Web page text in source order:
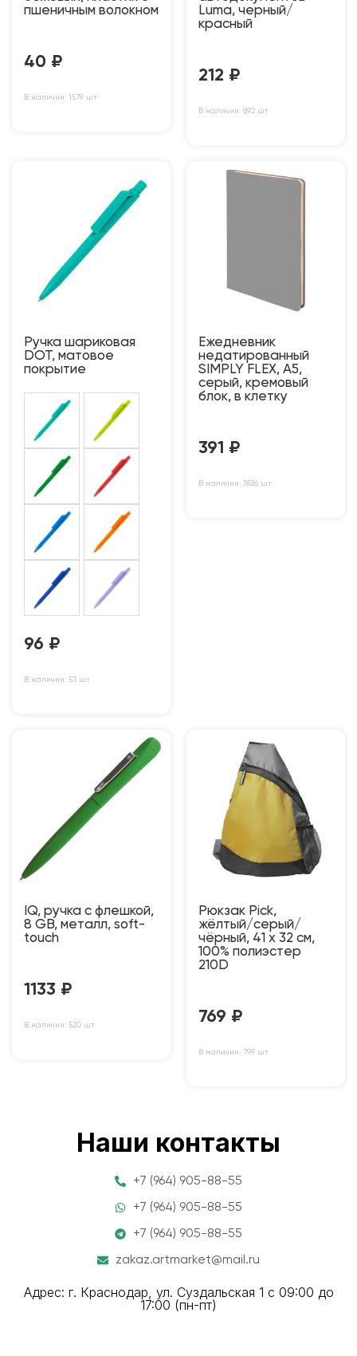
пшеничным волокном
40 ₽
В наличии: 1579 шт
Luma, черный/
красный
212 ₽
В наличии: 892 шт
Ручка шариковая
DOT, матовое
покрытие
96 ₽
В наличии: 53 шт
Ежедневник
недатированный
SIMPLY FLEX, А5,
серый, кремовый
блок, в клетку
391 ₽
В наличии: 1826 шт
IQ, ручка с флешкой,
8 GB, металл, soft-
touch
1133 ₽
В наличии: 520 шт
Рюкзак Pick,
жёлтый/серый/
чёрный, 41 x 32 см,
100% полиэстер
210D
769 ₽
В наличии: 799 шт
Наши контакты
+7 (964) 905-88-55
+7 (964) 905-88-55
+7 (964) 905-88-55
zakaz.artmarket@mail.ru
Адрес: г. Краснодар, ул. Суздальская 1 с 09:00 до
17:00 (пн-пт)